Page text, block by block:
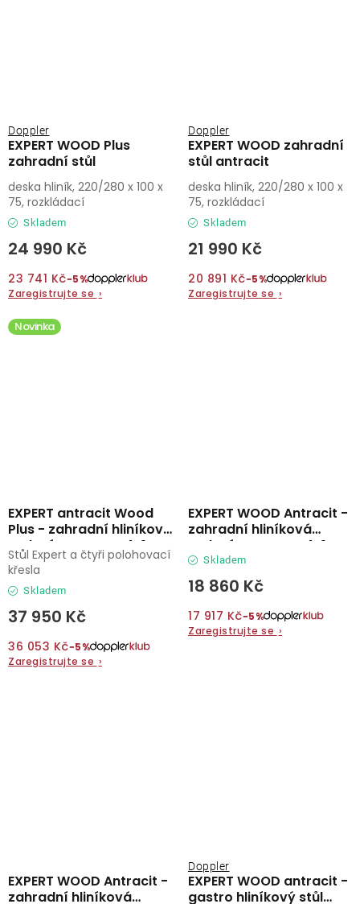
EXPERT WOOD Plus
zahradní stůl
Doppler
Skladem
24 990 Kč
23 741 Kč−5%
Zaregistrujte se ›
deska hliník, 220/280 x 100 x
75, rozkládací
EXPERT WOOD zahradní
stůl antracit
Doppler
Skladem
21 990 Kč
20 891 Kč−5%
Zaregistrujte se ›
deska hliník, 220/280 x 100 x
75, rozkládací
Novinka
EXPERT antracit Wood
Plus - zahradní hliníková
sedací souprava 4+1
Skladem
37 950 Kč
36 053 Kč−5%
Zaregistrujte se ›
Stůl Expert a čtyři polohovací
křesla
EXPERT WOOD Antracit -
zahradní hliníková
sedací souprava 4+1
Skladem
18 860 Kč
17 917 Kč−5%
Zaregistrujte se ›
EXPERT WOOD Antracit -
zahradní hliníková
EXPERT WOOD antracit -
gastro hliníkový stůl
Doppler